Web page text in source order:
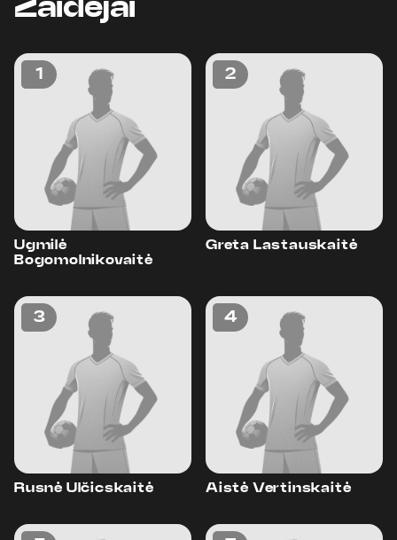
Žaidėjai
1
Ugmilė
Bogomolnikovaitė
2
Greta Lastauskaitė
3
Rusnė Ulčicskaitė
4
Aistė Vertinskaitė